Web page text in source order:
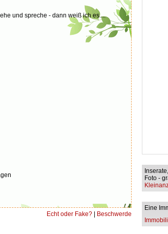
und spreche - dann weiß ich es....
Echt oder Fake? Beschwerde
Foto -
Eine